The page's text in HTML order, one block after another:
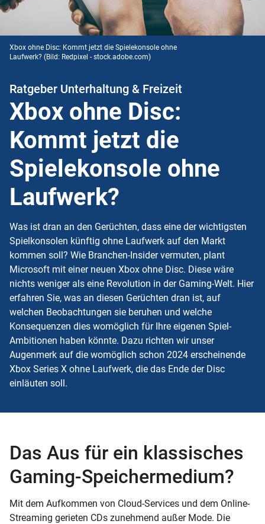
Xbox ohne Disc: Kommt jetzt die Spielekonsole ohne
Laufwerk? (Bild: Redpixel - stock.adobe.com)
Ratgeber Unterhaltung & Freizeit
Xbox ohne Disc:
Kommt jetzt die
Spielekonsole ohne
Laufwerk?
Was ist dran an den Gerüchten, dass eine der wichtigsten
Spielkonsolen künftig ohne Laufwerk auf den Markt
kommen soll? Wie Branchen-Insider vermuten, plant
Microsoft mit einer neuen Xbox ohne Disc. Diese wäre
nichts weniger als eine Revolution in der Gaming-Welt. Hier
erfahren Sie, was an diesen Gerüchten dran ist, auf
welchen Beobachtungen sie beruhen und welche
Konsequenzen dies womöglich für Ihre eigenen Spiel-
Ambitionen haben könnte. Dazu richten wir unser
Augenmerk auf die womöglich schon 2024 erscheinende
Xbox Series X ohne Laufwerk, die das Ende der Disc
einläuten soll.
Das Aus für ein klassisches
Gaming-Speichermedium?
Mit dem Aufkommen von Cloud-Services und dem Online-
Streaming gerieten CDs zunehmend außer Mode. Die